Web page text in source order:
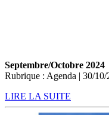
Septembre/Octobre 2024
Rubrique : Agenda | 30/10/
LIRE LA SUITE